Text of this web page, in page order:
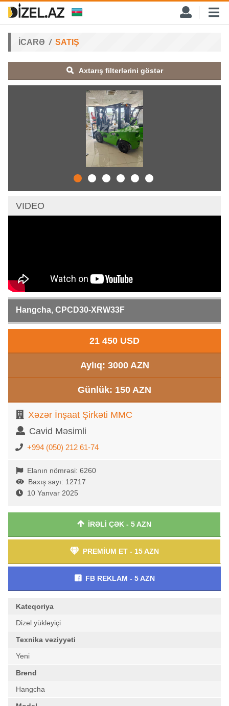
İCARƏ SATIŞ
Axtarış filterlərini göstər
VIDEO
Hangcha, CPCD30-XRW33F
21 450 USD
Aylıq: 3000 AZN
Günlük: 150 AZN
Xəzər İnşaat Şirkəti MMC
Cavid Məsimli
+994 (050) 212 61-74
Elanın nömrəsi: 6260
Baxış sayı: 12717
10 Yanvar 2025
İRƏLİ ÇƏK - 5 AZN
PREMİUM ET - 15 AZN
FB REKLAM - 5 AZN
Kateqoriya
Dizel yükləyiçi
Texnika vəziyyəti
Yeni
Brend
Hangcha